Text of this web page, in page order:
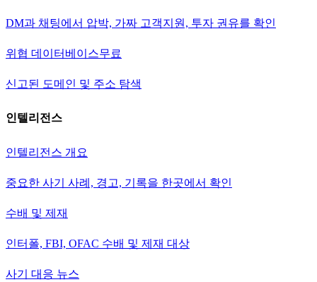
DM과 채팅에서 압박, 가짜 고객지원, 투자 권유를 확인
위협 데이터베이스무료
신고된 도메인 및 주소 탐색
인텔리전스
인텔리전스 개요
중요한 사기 사례, 경고, 기록을 한곳에서 확인
수배 및 제재
인터폴, FBI, OFAC 수배 및 제재 대상
사기 대응 뉴스